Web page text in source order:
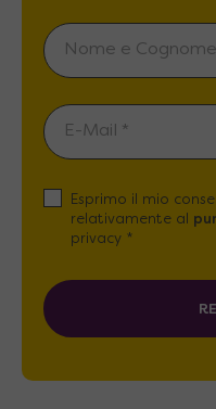
Esprimo il mio
relativamente al
privacy *